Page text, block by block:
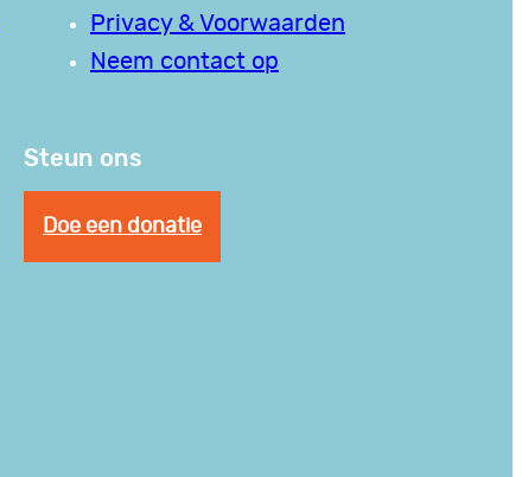
Privacy & Voorwaarden
Neem contact op
Steun ons
Doe een donatie